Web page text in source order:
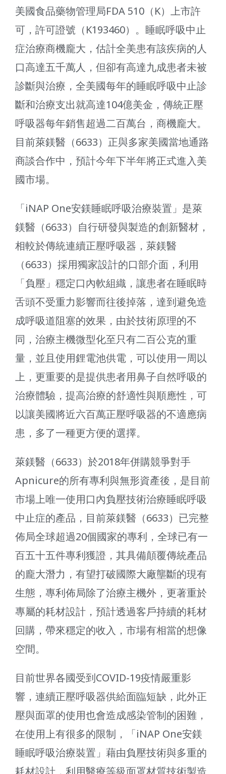
美國食品藥物管理局FDA 510（K）上市許
可，許可證號（K193460）。睡眠呼吸中止
症治療商機龐大，估計全美患有該疾病的人
口高達五千萬人，但卻有高達九成患者未被
診斷與治療，全美國每年的睡眠呼吸中止診
斷和治療支出就高達104億美金，傳統正壓
呼吸器每年銷售超過二百萬台，商機龐大。
目前萊鎂醫（6633）正與多家美國當地通路
商談合作中，預計今年下半年將正式進入美
國市場。
「iNAP One安鎂睡眠呼吸治療裝置」是萊
鎂醫（6633）自行研發與製造的創新醫材，
相較於傳統連續正壓呼吸器，萊鎂醫
（6633）採用獨家設計的口部介面，利用
「負壓」穩定口內軟組織，讓患者在睡眠時
舌頭不受重力影響而往後掉落，達到避免造
成呼吸道阻塞的效果，由於技術原理的不
同，治療主機微型化至只有二百公克的重
量，並且使用鋰電池供電，可以使用一周以
上，更重要的是提供患者用鼻子自然呼吸的
治療體驗，提高治療的舒適性與順應性，可
以讓美國將近六百萬正壓呼吸器的不適應病
患，多了一種更方便的選擇。
萊鎂醫（6633）於2018年併購競爭對手
Apnicure的所有專利與無形資產後，是目前
市場上唯一使用口內負壓技術治療睡眠呼吸
中止症的產品，目前萊鎂醫（6633）已完整
佈局全球超過20個國家的專利，全球已有一
百五十五件專利獲證，其具備顛覆傳統產品
的龐大潛力，有望打破國際大廠壟斷的現有
生態，專利佈局除了治療主機外，更著重於
專屬的耗材設計，預計透過客戶持續的耗材
回購，帶來穩定的收入，市場有相當的想像
空間。
目前世界各國受到COVID-19疫情嚴重影
響，連續正壓呼吸器供給面臨短缺，此外正
壓與面罩的使用也會造成感染管制的困難，
在使用上有很多的限制，「iNAP One安鎂
睡眠呼吸治療裝置」藉由負壓技術與多重的